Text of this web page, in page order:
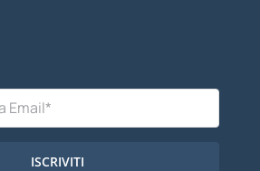
ISCRIVITI